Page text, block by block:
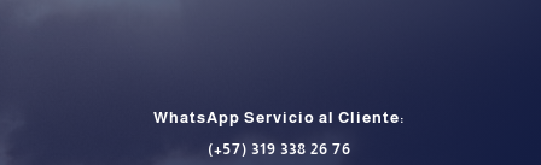
WhatsApp Servicio al Cliente:
(+57) 319 338 26 76